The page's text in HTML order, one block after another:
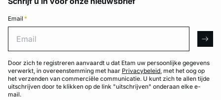
Email *
Door zich te registreren aanvaardt u dat Etam uw persoonlijke gegevens
verwerkt, in overeenstemming met haar Privacybeleid, met het oog op
het verzenden van commerciële communicatie. U kunt zich te allen tijde
uitschrijven door te klikken op de link "uitschrijven" onderaan elke e-
mail.